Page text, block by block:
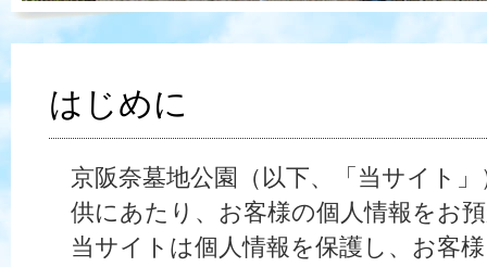
はじめに
京阪奈墓地公園（以下、「当サイト
供にあたり、お客様の個人情報をお
当サイトは個人情報を保護し、お客